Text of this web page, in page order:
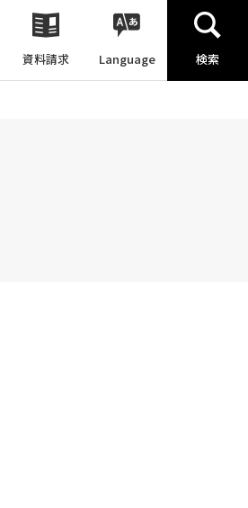
資料請求 Language 検索